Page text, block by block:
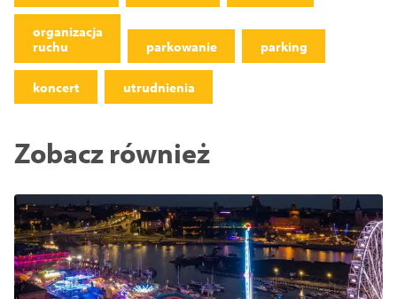
organizacja
ruchu
parkowanie parking
koncert utrudnienia
Zobacz również